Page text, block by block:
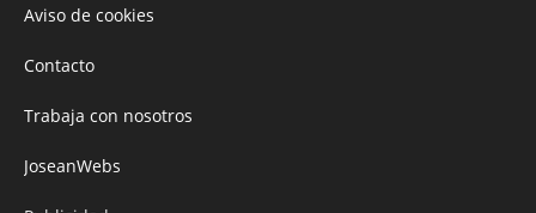
Aviso de cookies
Contacto
Trabaja con nosotros
JoseanWebs